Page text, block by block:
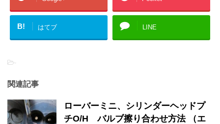
B! はてブ LINE
-
関連記事
ローバーミニ、シリンダーヘッドプ
チO/H バルブ擦り合わせ方法 （エ